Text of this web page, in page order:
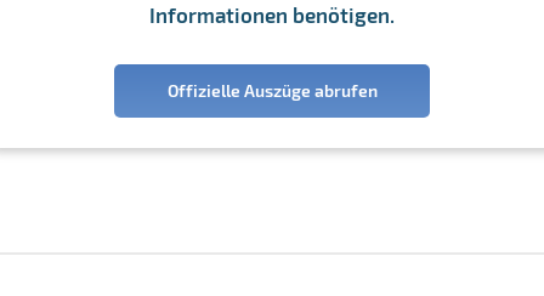
Informationen benötigen.
Offizielle Auszüge abrufen